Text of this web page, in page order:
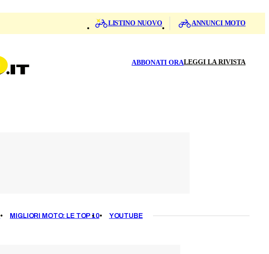
LISTINO NUOVO ANNUNCI MOTO
ABBONATI ORALEGGI LA RIVISTA
MIGLIORI MOTO: LE TOP 10 YOUTUBE